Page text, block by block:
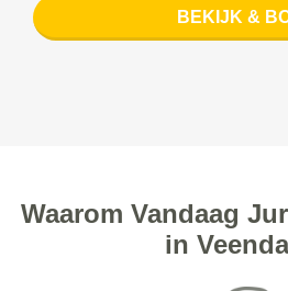
BEKIJK &
Waarom Vandaag
in